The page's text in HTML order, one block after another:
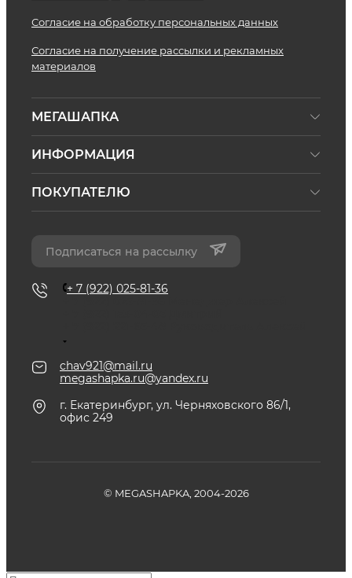
Согласие на обработку персональных данных
Согласие на получение рассылки и рекламных
материалов
МЕГАШАПКА
ИНФОРМАЦИЯ
ПОКУПАТЕЛЮ
Подписаться на рассылку
+ 7 (922) 025-81-36
chav921@mail.ru
megashapka.ru@yandex.ru
г. Екатеринбург, ул. Черняховского 86/1,
офис 249
© MEGASHAPKA, 2004-2026